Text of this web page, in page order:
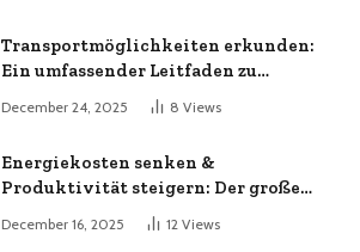
Transportmöglichkeiten erkunden:
Ein umfassender Leitfaden zu
Transportdienstleistungen
December 24, 2025 8 Views
Energiekosten senken &
Produktivität steigern: Der große
LED-Röhren-Guide für Unternehmen
December 16, 2025 12 Views